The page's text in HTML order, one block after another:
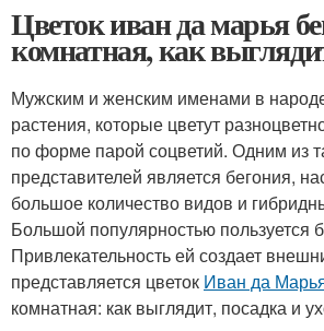
Цветок иван да марья
комнатная, как
Мужским и женским именами в
растения, которые цветут
по форме парой соцветий. Одним из
представителей является бегония,
большое количество видов и
Большой популярностью пользуется
Привлекательность ей создает
представляется цветок Иван да
комнатная: как выглядит, посадка и